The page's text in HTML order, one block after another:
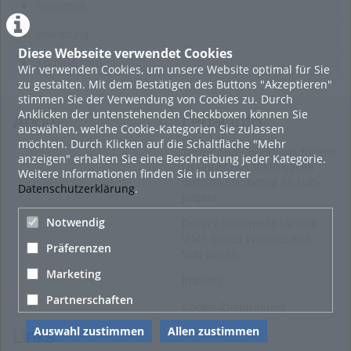
Diese Webseite verwendet Cookies
Wir verwenden Cookies, um unsere Website optimal für Sie
zu gestalten. Mit dem Bestätigen des Buttons "Akzeptieren"
stimmen Sie der Verwendung von Cookies zu. Durch
Anklicken der untenstehenden Checkboxen können Sie
auswählen, welche Cookie-Kategorien Sie zulassen
möchten. Durch Klicken auf die Schaltfläche "Mehr
anzeigen" erhalten Sie eine Beschreibung jeder Kategorie.
Weitere Informationen finden Sie in unserer
Datenschutzerklärung.
Notwendig
Präferenzen
Marketing
Partnerschaften
Auswahl zustimmen Allen zustimmen
Kommentare
About Legal Info
Terms and Conditions for the
Usage of this ViMP based
website (including all sub-
Links